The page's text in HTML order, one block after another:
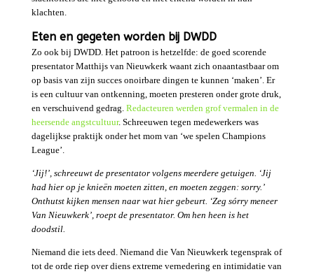
klachten.
Eten en gegeten worden bij DWDD
Zo ook bij DWDD. Het patroon is hetzelfde: de goed scorende
presentator Matthijs van Nieuwkerk waant zich onaantastbaar om
op basis van zijn succes onoirbare dingen te kunnen ‘maken’. Er
is een cultuur van ontkenning, moeten presteren onder grote druk,
en verschuivend gedrag. Redacteuren werden grof vermalen in de
heersende angstcultuur. Schreeuwen tegen medewerkers was
dagelijkse praktijk onder het mom van ‘we spelen Champions
League’.
‘Jij!’, schreeuwt de presentator volgens meerdere getuigen. ‘Jij
had hier op je knieën moeten zitten, en moeten zeggen: sorry.’
Onthutst kijken mensen naar wat hier gebeurt. ‘Zeg sórry meneer
Van Nieuwkerk’, roept de presentator. Om hen heen is het
doodstil.
Niemand die iets deed. Niemand die Van Nieuwkerk tegensprak of
tot de orde riep over diens extreme vernedering en intimidatie van